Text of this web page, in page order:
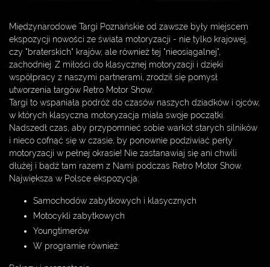
Międzynarodowe Targi Poznańskie od zawsze były miejscem
ekspozycji nowości ze świata motoryzacji - nie tylko krajowej,
czy "braterskich" krajów, ale również tej "nieosiągalnej",
zachodniej. Z miłości do klasycznej motoryzacji i dzięki
współpracy z naszymi partnerami, zrodził się pomysł
utworzenia targów Retro Motor Show.
Targi to wspaniała podróż do czasów naszych dziadków i ojców,
w których klasyczna motoryzacja miała swoje początki.
Nadszedł czas, aby przypomnieć sobie warkot starych silników
i nieco cofnąć się w czasie, by ponownie podziwiać perły
motoryzacji w pełnej okrasie! Nie zastanawiaj się ani chwili
dłużej i bądź tam razem z Nami podczas Retro Motor Show.
Największa w Polsce ekspozycja:
Samochodów zabytkowych i klasycznych
Motocykli zabytkowych
Youngtimerów
W programie również: